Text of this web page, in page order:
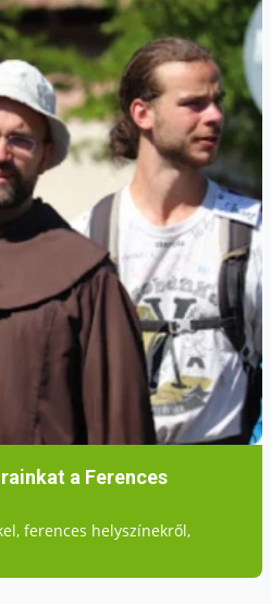
a Ferences
ferences helyszínekről,